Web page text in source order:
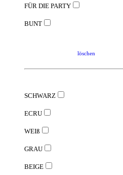
FÜR DIE PARTY
BUNT
löschen
SCHWARZ
ECRU
WEIß
GRAU
BEIGE